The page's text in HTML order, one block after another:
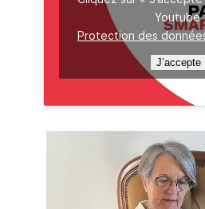
Youtube
Protection des
J’accepte